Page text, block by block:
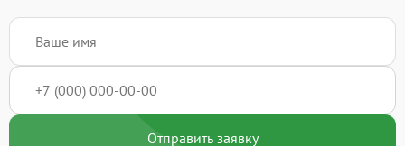
Отправить заявку